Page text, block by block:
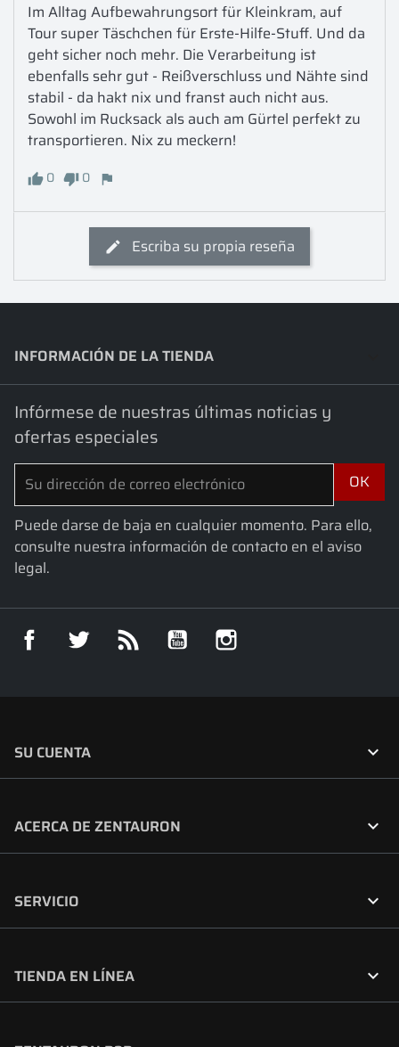
Im Alltag Aufbewahrungsort für Kleinkram, auf
Tour super Täschchen für Erste-Hilfe-Stuff. Und da
geht sicher noch mehr. Die Verarbeitung ist
ebenfalls sehr gut - Reißverschluss und Nähte sind
stabil - da hakt nix und franst auch nicht aus.
Sowohl im Rucksack als auch am Gürtel perfekt zu
transportieren. Nix zu meckern!
0 0
Escriba su propia reseña
INFORMACIÓN DE LA TIENDA
Infórmese de nuestras últimas noticias y
ofertas especiales
Puede darse de baja en cualquier momento. Para ello,
consulte nuestra información de contacto en el aviso
legal.
Facebook Twitter YouTube
SU CUENTA 
ACERCA DE ZENTAURON 
SERVICIO 
TIENDA EN LÍNEA 